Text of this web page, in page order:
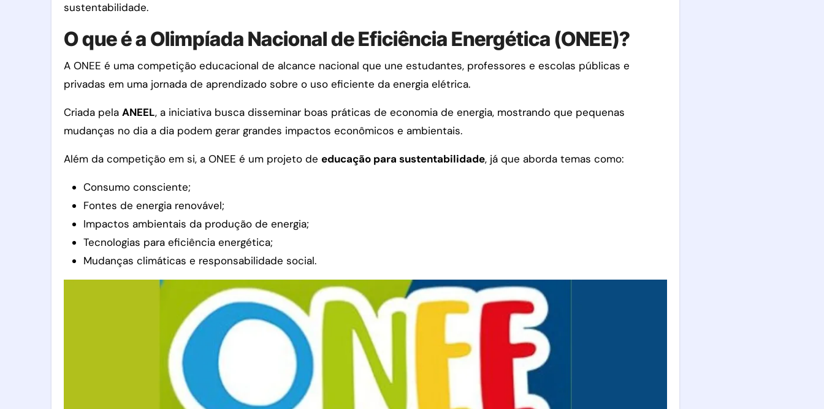
sustentabilidade.
O que é a Olimpíada Nacional de Eficiência Energética (ONEE)?
A ONEE é uma competição educacional de alcance nacional que une estudantes, professores e escolas públicas e
privadas em uma jornada de aprendizado sobre o uso eficiente da energia elétrica.
Criada pela ANEEL, a iniciativa busca disseminar boas práticas de economia de energia, mostrando que pequenas
mudanças no dia a dia podem gerar grandes impactos econômicos e ambientais.
Além da competição em si, a ONEE é um projeto de educação para sustentabilidade, já que aborda temas como:
Consumo consciente;
Fontes de energia renovável;
Impactos ambientais da produção de energia;
Tecnologias para eficiência energética;
Mudanças climáticas e responsabilidade social.